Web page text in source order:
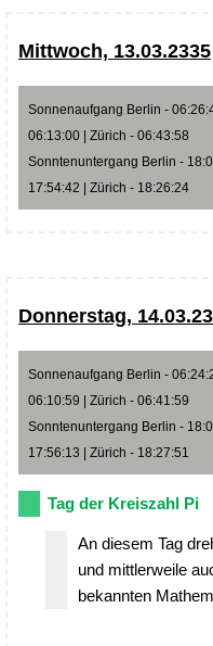
Mittwoch, 13.03.2335
Sonnenaufgang Berlin -
06:13:00 | Zürich - 06:43:58
Sonntenuntergang Berlin -
17:54:42 | Zürich - 18:26:24
Donnerstag,
Sonnenaufgang Berlin -
06:10:59 | Zürich - 06:41:59
Sonntenuntergang Berlin -
17:56:13 | Zürich - 18:27:51
Tag der Kreiszahl Pi
An diesem Tag
und mittlerweile
bekannten